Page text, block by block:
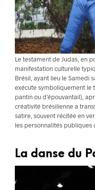
Le testament de Judas, en
manifestation culturelle
Brésil, ayant lieu le Samedi
exécute symboliquement le
pantin ou d’épouvantail),
créativité brésilienne a
satire, souvent récitée en
les personnalités publiques
La danse du